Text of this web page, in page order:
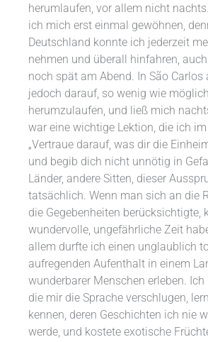
herumlaufen, vor allem nicht
ich mich erst einmal gewöhnen,
Deutschland konnte ich jederzeit
nehmen und überall hinfahren,
noch spät am Abend. In São Carlos
jedoch darauf, so wenig wie
herumzulaufen, und ließ mich
war eine wichtige Lektion, die ich
„Vertraue darauf, was dir die
und begib dich nicht unnötig in
Länder, andere Sitten, dieser
tatsächlich. Wenn man sich an die
die Gegebenheiten berücksichtigte,
wundervolle, ungefährliche Zeit
allem durfte ich einen unglaublich
aufregenden Aufenthalt in einem
wunderbarer Menschen erleben. Ich
die mir die Sprache verschlugen,
kennen, deren Geschichten ich nie
werde, und kostete exotische